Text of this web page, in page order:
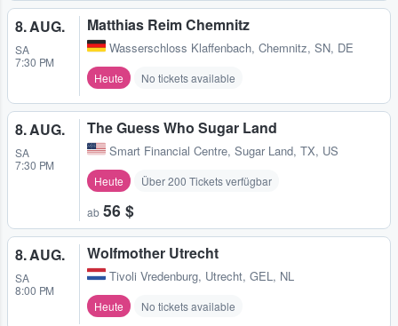
8. AUG.
SA
7:30 PM
Matthias Reim Chemnitz
Wasserschloss Klaffenbach, Chemnitz, SN, DE
Heute No tickets available
8. AUG.
SA
7:30 PM
The Guess Who Sugar Land
Smart Financial Centre, Sugar Land, TX, US
Heute Über 200 Tickets verfügbar
ab 56 $
8. AUG.
SA
8:00 PM
Wolfmother Utrecht
Tivoli Vredenburg, Utrecht, GEL, NL
Heute No tickets available